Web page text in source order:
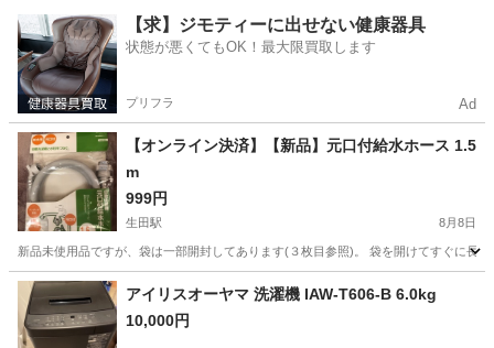
神奈川 藤沢市 善行駅 キッチン家電
【求】ジモティーに出せない健康器具
状態が悪くてもOK！最大限買取します
プリフラ Ad
【オンライン決済】【新品】元口付給水ホース 1.5
m
999円
生田駅 8月8日
新品未使用品ですが、袋は一部開封してあります(３枚目参照)。 袋を開けてすぐに長
神奈川 川崎市 生田駅 生活家電 ホース
アイリスオーヤマ 洗濯機 IAW-T606-B 6.0kg
10,000円